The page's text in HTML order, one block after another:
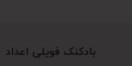
بادکنک فویلی اعداد